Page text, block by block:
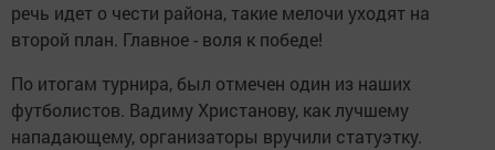
речь идет о чести района, такие мелочи уходят на
второй план. Главное - воля к победе!
По итогам турнира, был отмечен один из наших
футболистов. Вадиму Христанову, как лучшему
нападающему, организаторы вручили статуэтку.